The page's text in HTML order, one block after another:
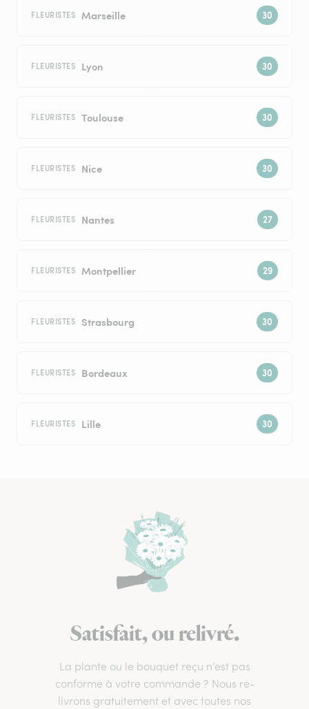
FLEURISTES Marseille
FLEURISTES Lyon
FLEURISTES Toulouse
FLEURISTES Nice
FLEURISTES Nantes
FLEURISTES Montpellier
FLEURISTES Strasbourg
FLEURISTES Bordeaux
FLEURISTES Lille
Satisfait, ou relivré.
La plante ou le bouquet reçu n’est pas
conforme à votre commande ? Nous re-
livrons gratuitement et avec toutes nos